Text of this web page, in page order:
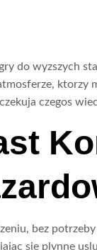
do wyzszych
czegos
bez
sie plynne